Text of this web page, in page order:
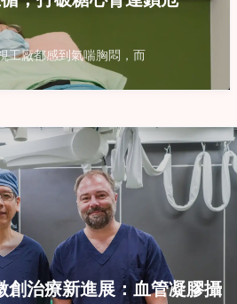
工廠都感到氣喘胸悶，而
創治療新進展：血管凝膠攝